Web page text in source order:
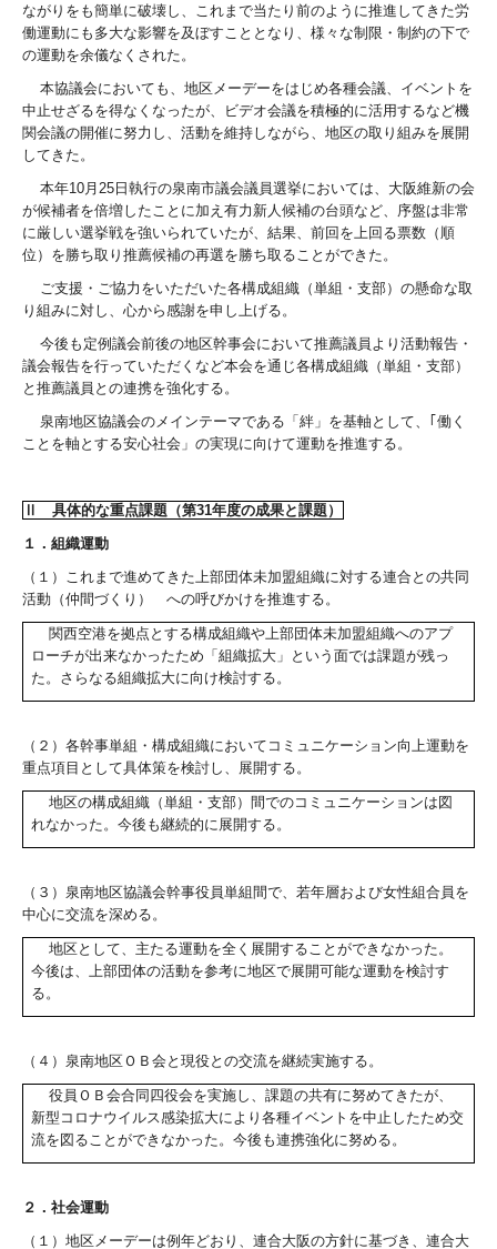
ながりをも簡単に破壊し、これまで当たり前のように推進してきた労
働運動にも多大な影響を及ぼすこととなり、様々な制限・制約の下で
の運動を余儀なくされた。
本協議会においても、地区メーデーをはじめ各種会議、イベントを
中止せざるを得なくなったが、ビデオ会議を積極的に活用するなど機
関会議の開催に努力し、活動を維持しながら、地区の取り組みを展開
してきた。
本年10月 25 日執行の泉南市議会議員選挙においては、大阪維新の会
が候補者を倍増したことに加え有力新人候補の台頭など、序盤は非常
に厳しい選挙戦を強いられていたが、結果、前回を上回る票数（順
位）を勝ち取り推薦候補の再選を勝ち取ることができた。
ご支援・ご協力をいただいた各構成組織（単組・支部）の懸命な取
り組みに対し、心から感謝を申し上げる。
今後も定例議会前後の地区幹事会において推薦議員より活動報告・
議会報告を行っていただくなど本会を通じ各構成組織（単組・支部）
と推薦議員との連携を強化する。
泉南地区協議会のメインテーマである「絆」を基軸として、｢働く
ことを軸とする安心社会」の実現に向けて運動を推進する。
Ⅱ 具体的な重点課題（第31年度の成果と課題）
１．組織運動
（１）これまで進めてきた上部団体未加盟組織に対する連合との共同
活動（仲間づくり） への呼びかけを推進する。
関西空港を拠点とする構成組織や上部団体未加盟組織へのアプ
ローチが出来なかったため「組織拡大」という面では課題が残っ
た。さらなる組織拡大に向け検討する。
（２）各幹事単組・構成組織においてコミュニケーション向上運動を
重点項目として具体策を検討し、展開する。
地区の構成組織（単組・支部）間でのコミュニケーションは図
れなかった。今後も継続的に展開する。
（３）泉南地区協議会幹事役員単組間で、若年層および女性組合員を
中心に交流を深める。
地区として、主たる運動を全く展開することができなかった。
今後は、上部団体の活動を参考に地区で展開可能な運動を検討す
る。
（４）泉南地区ＯＢ会と現役との交流を継続実施する。
役員ＯＢ会合同四役会を実施し、課題の共有に努めてきたが、
新型コロナウイルス感染拡大により各種イベントを中止したため交
流を図ることができなかった。今後も連携強化に努める。
２．社会運動
（１）地区メーデーは例年どおり、連合大阪の方針に基づき、連合大